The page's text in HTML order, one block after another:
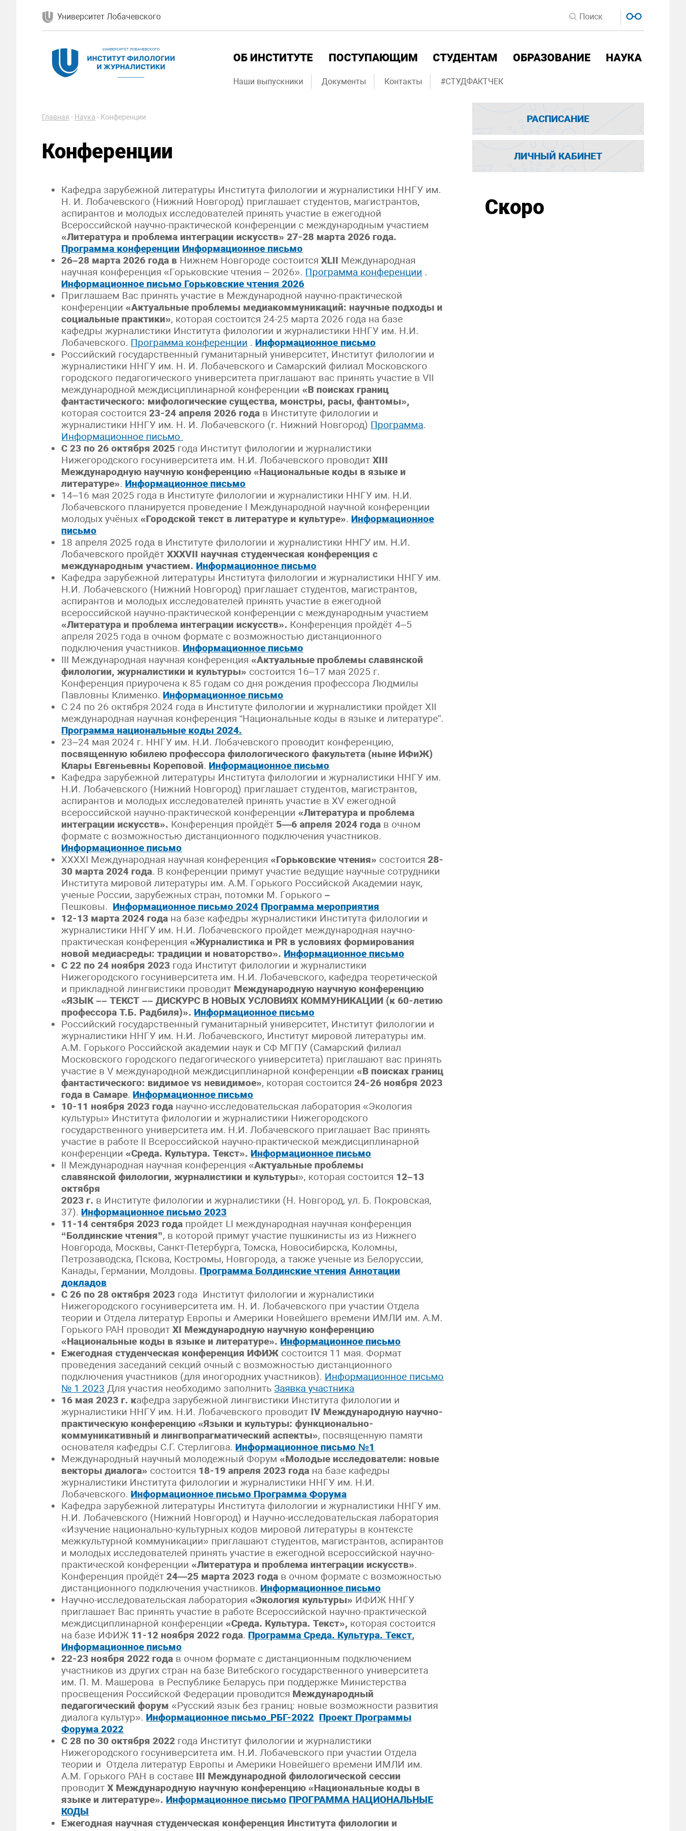
Университет Лобачевского
ОБ ИНСТИТУТЕ ПОСТУПАЮЩИМ СТУДЕНТАМ ОБРАЗОВАНИЕ НАУКА
Наши выпускники Документы Контакты #СТУДФАКТЧЕК
Главная - Наука - Конференции
Конференции
Кафедра зарубежной литературы Института филологии и журналистики ННГУ им.
Н. И. Лобачевского (Нижний Новгород) приглашает студентов, магистрантов,
аспирантов и молодых исследователей принять участие в ежегодной
Всероссийской научно-практической конференции с международным участием
«Литература и проблема интеграции искусств» 27-28 марта 2026 года.
Программа конференции Информационное письмо
26–28 марта 2026 года в Нижнем Новгороде состоитсяXLII Международная
научная конференция «Горьковские чтения – 2026». Программа конференции .
Информационное письмо Горьковские чтения 2026
Приглашаем Вас принять участие в Международной научно-практической
конференции «Актуальные проблемы медиакоммуникаций: научные подходы и
социальные практики», которая состоится 24-25 марта 2026 года на базе
кафедры журналистики Института филологии и журналистики ННГУ им. Н.И.
Лобачевского. Программа конференции .Информационное письмо
Российский государственный гуманитарный университет, Институт филологии и
журналистики ННГУ им. Н. И. Лобачевского и Самарский филиал Московского
городского педагогического университета приглашают вас принять участие в VII
международной междисциплинарной конференции «В поисках границ
фантастического: мифологические существа, монстры, расы, фантомы»,
которая состоится23-24 апреля 2026 года в Институте филологии и
журналистики ННГУ им. Н. И. Лобачевского (г. Нижний Новгород) Программа.
Информационное письмо
С 23 по 26 октября 2025 года Институт филологии и журналистики
Нижегородского госуниверситета им. Н.И. Лобачевского проводитXIII
Международную научную конференцию «Национальные коды в языке и
литературе».Информационное письмо
14–16 мая 2025 года в Институте филологии и журналистики ННГУ им. Н.И.
Лобачевского планируется проведение I Международной научной конференции
молодых учёных «Городской текст в литературе и культуре».Информационное
письмо
18 апреля 2025 года в Институте филологии и журналистики ННГУ им. Н.И.
Лобачевского пройдётXXXVII научная студенческая конференция с
международным участием.Информационное письмо
Кафедра зарубежной литературы Института филологии и журналистики ННГУ им.
Н.И. Лобачевского (Нижний Новгород) приглашает студентов, магистрантов,
аспирантов и молодых исследователей принять участие в ежегодной
всероссийской научно-практической конференции с международным участием
«Литература ипроблема интеграции искусств». Конференция пройдёт 4–5
апреля 2025 года в очном формате с возможностью дистанционного
подключения участников.Информационное письмо
III Международная научная конференция «Актуальные проблемы славянской
филологии, журналистики и культуры» состоится 16–17 мая 2025 г.
Конференция приурочена к 85 годам со дня рождения профессора Людмилы
Павловны Клименко.Информационное письмо
С 24 по 26 октября 2024 года в Институте филологии и журналистики пройдет XII
международная научная конференция “Национальные коды в языке и литературе”.
Программа национальные коды 2024.
23–24 мая 2024 г. ННГУ им. Н.И. Лобачевского проводит конференцию,
посвященную юбилею профессора филологического факультета (ныне ИФиЖ)
Клары Евгеньевны Кореповой.Информационное письмо
Кафедра зарубежной литературы Института филологии и журналистики ННГУ им.
Н.И. Лобачевского (Нижний Новгород) приглашает студентов, магистрантов,
аспирантов и молодых исследователей принять участие в XV ежегодной
всероссийской научно-практической конференции «Литература и проблема
интеграции искусств». Конференция пройдёт 5—6 апреля 2024 года в очном
формате с возможностью дистанционного подключения участников.
Информационное письмо
XXXXI Международная научная конференция «Горьковские чтения» состоится28-
30 марта 2024 года. В конференции примут участие ведущие научные сотрудники
Института мировой литературы им. А.М. Горького Российской Академии наук,
ученые России, зарубежных стран, потомки М. Горького–
Пешковы.Информационное письмо 2024 Программа мероприятия
12-13 марта 2024 года на базе кафедры журналистики Института филологии и
журналистики ННГУ им. Н.И. Лобачевского пройдет международная научно-
практическая конференция «Журналистика и PR в условиях формирования
новой медиасреды: традиции и новаторство».Информационное письмо
С 22 по 24 ноября 2023 года Институт филологии и журналистики
Нижегородского госуниверситета им. Н.И. Лобачевского, кафедра теоретической
и прикладной лингвистики проводит Международную научную конференцию
«ЯЗЫК –– ТЕКСТ –– ДИСКУРС В НОВЫХ УСЛОВИЯХ КОММУНИКАЦИИ (к 60-летию
профессора Т.Б. Радбиля)».Информационное письмо
Российский государственный гуманитарный университет, Институт филологии и
журналистики ННГУ им. Н.И. Лобачевского, Институт мировой литературы им.
А.М. Горького Российской академии наук и СФ МГПУ (Самарский филиал
Московского городского педагогического университета) приглашают вас принять
участие в V международной междисциплинарной конференции «В поисках границ
фантастического: видимое vsневидимое», которая состоится24-26 ноября 2023
года в Самаре.Информационное письмо
10-11 ноября 2023 года научно-исследовательская лаборатория «Экология
культуры» Института филологии и журналистики Нижегородского
государственного университета им. Н.И. Лобачевского приглашает Вас принять
участие в работе II Всероссийской научно-практической междисциплинарной
конференции «Среда. Культура. Текст».Информационное письмо
II Международная научная конференция «Актуальные проблемы
славянской филологии, журналистики и культуры», которая состоится 12–13
октября
2023 г. в Институте филологии и журналистики (Н. Новгород, ул. Б. Покровская,
37).Информационное письмо 2023
11-14 сентября 2023 года пройдет LI международная научная конференция
“Болдинские чтения”, в которой примут участие пушкинисты из из Нижнего
Новгорода, Москвы, Санкт-Петербурга, Томска, Новосибирска, Коломны,
Петрозаводска, Пскова, Костромы, Новгорода, а также ученые из Белоруссии,
Канады, Германии, Молдовы. Программа Болдинские чтения Аннотации
докладов
С 26 по 28 октября 2023 года Институт филологии и журналистики
Нижегородского госуниверситета им. Н. И. Лобачевского при участии Отдела
теории и Отдела литератур Европы и Америки Новейшего времени ИМЛИ им. А.М.
Горького РАН проводитXI Международную научную конференцию
«Национальные коды в языке и литературе».Информационное письмо
Ежегодная студенческая конференция ИФИЖ состоится 11 мая. Формат
проведения заседаний секций очный с возможностью дистанционного
подключения участников (для иногородних участников). Информационное письмо
№ 1 2023 Для участия необходимо заполнитьЗаявка участника
16 мая 2023 г. кафедра зарубежной лингвистики Института филологии и
журналистики ННГУ им. Н.И. Лобачевского проводит IV Международную научно-
практическую конференцию «Языки и культуры: функционально-
коммуникативный и лингвопрагматический аспекты», посвященную памяти
основателя кафедры С.Г. Стерлигова.Информационное письмо №1
Международный научный молодежный Форум «Молодые исследователи: новые
векторы диалога» состоится 18-19 апреля 2023 года на базе кафедры
журналистики Института филологии и журналистики ННГУ им. Н.И.
Лобачевского.Информационное письмо Программа Форума
Кафедра зарубежной литературы Института филологии и журналистики ННГУ им.
Н.И. Лобачевского (Нижний Новгород) и Научно-исследовательская лаборатория
«Изучение национально-культурных кодов мировой литературы в контексте
межкультурной коммуникации» приглашают студентов, магистрантов, аспирантов
и молодых исследователей принять участие в ежегодной всероссийской научно-
практической конференции «Литература и проблема интеграции искусств».
Конференция пройдёт24—25 марта 2023 года в очном формате с возможностью
дистанционного подключения участников.Информационное письмо
Научно-исследовательская лаборатория «Экология культуры» ИФИЖ ННГУ
приглашает Вас принять участие в работе Всероссийской научно-практической
междисциплинарной конференции «Среда. Культура. Текст», которая состоится
на базе ИФИЖ 11-12 ноября 2022 года. Программа Среда. Культура. Текст,
Информационное письмо
22-23 ноября 2022 года в очном формате с дистанционным подключением
участников из других стран на базе Витебского государственного университета
им. П. М. Машерова в Республике Беларусь при поддержке Министерства
просвещения Российской Федерации проводится Международный
педагогический форум «Русский язык без границ: новые возможности развития
диалога культур».Информационное письмо_РБГ-2022 Проект Программы
Форума 2022
С 28 по 30 октября 2022 года Институт филологии и журналистики
Нижегородского госуниверситета им. Н.И. Лобачевского при участии Отдела
теории и Отдела литератур Европы и Америки Новейшего времени ИМЛИ им.
А.М. Горького РАН в составе III Международной филологической сессии
проводитX Международную научную конференцию «Национальные коды в
языке и литературе».Информационное письмо ПРОГРАММА НАЦИОНАЛЬНЫЕ
КОДЫ
Ежегодная научная студенческая конференция Института филологии и
РАСПИСАНИЕ
ЛИЧНЫЙ КАБИНЕТ
Скоро